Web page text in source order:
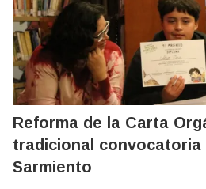
Reforma de la Carta
tradicional convocatoria
Sarmiento